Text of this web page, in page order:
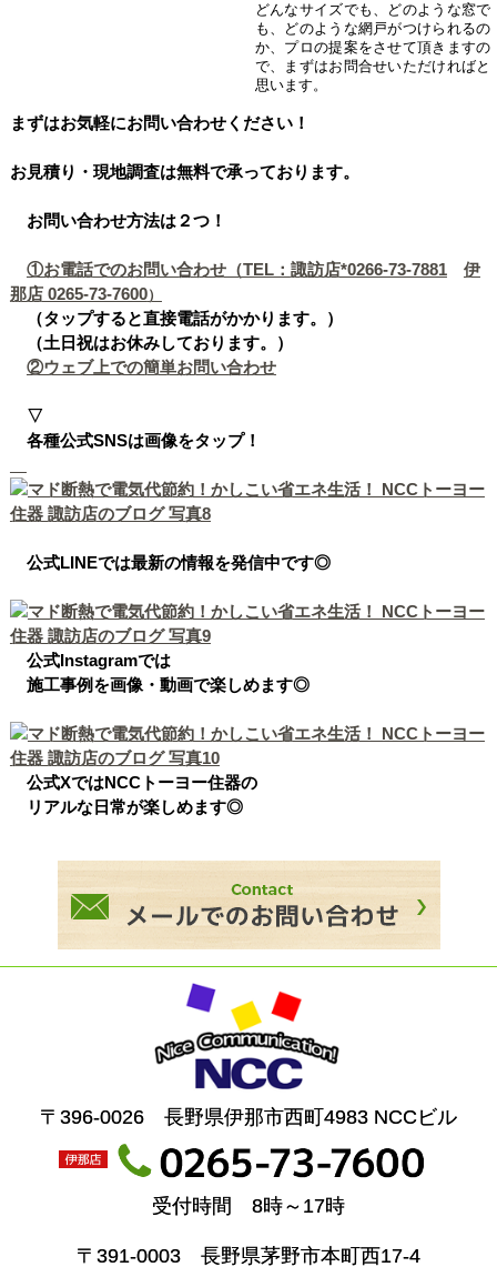
どんなサイズでも、どのような窓で
も、どのような網戸がつけられるの
か、プロの提案をさせて頂きますの
で、まずはお問合せいただければと
思います。
まずはお気軽にお問い合わせください！
お見積り・現地調査は無料で承っております。
お問い合わせ方法は２つ！
①お電話でのお問い合わせ（TEL： 諏訪店*0266-73-7881
伊
那店 0265-73-7600）
（タップすると直接電話がかかります。）
（土日祝はお休みしております。）
②ウェブ上での簡単お問い合わせ
▽
各種公式SNSは画像をタップ！
公式LINEでは最新の情報を発信中です◎
公式Instagramでは
施工事例を画像・動画で楽しめます◎
公式XではNCCトーヨー住器の
リアルな日常が楽しめます◎
〒396-0026 長野県伊那市西町4983 NCCビル
受付時間 8時～17時
〒391-0003 長野県茅野市本町西17-4